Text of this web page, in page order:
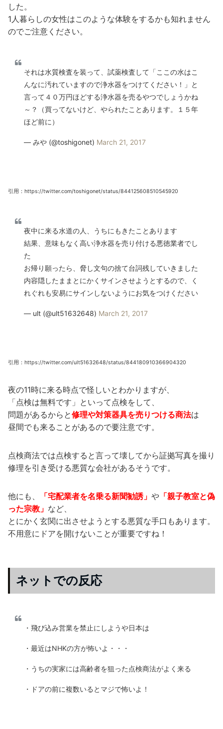
した。
1人暮らしの女性はこのような体験をするかも知れません
のでご注意ください。
それは水質検査を装って、試薬検査して「ここの水はこ
んなに汚れていますので浄水器をつけてください！」と
言って４０万円ほどする浄水器を売るやつでしょうかね
～？（買ってないけど、やられたことあります。１５年
ほど前に）
— みや (@toshigonet) March 21, 2017
引用：https://twitter.com/toshigonet/status/844125608510545920
夜中に来る水道の人、うちにもきたことあります
結果、意味もなく高い浄水器を売り付ける悪徳業者でし
た
お帰り願ったら、脅し文句の捨て台詞残していきました
内容隠したままとにかくサインさせようとするので、く
れぐれも安易にサインしないようにお気をつけください
— ult (@ult51632648) March 21, 2017
引用：https://twitter.com/ult51632648/status/844180910366904320
夜の11時に来る時点で怪しいとわかりますが、
「点検は無料です」といって点検をして、
問題があるからと修理や対策器具を売りつける商法は
昼間でも来ることがあるので要注意です。
点検商法では点検すると言って壊してから証拠写真を撮り
修理を引き受ける悪質な会社があるそうです。
他にも、 「宅配業者を名乗る新聞勧誘」 や 「親子教室と偽
った宗教」 など、
とにかく玄関に出させようとする悪質な手口もあります。
不用意にドアを開けないことが重要ですね！
ネットでの反応
・飛び込み営業を禁止にしようや日本は
・最近はNHKの方が怖いよ・・・
・うちの実家には高齢者を狙った点検商法がよく来る
・ドアの前に複数いるとマジで怖いよ！